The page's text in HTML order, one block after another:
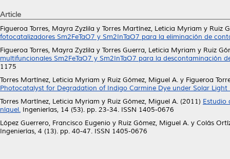
Article
Figueroa Torres, Mayra Zyzlila y Torres Martínez, Leticia Myriam y Ruiz
fotocatalizadores Sm2FeTaO7 y Sm2InTaO7 para la eliminación de
Figueroa Torres, Mayra Zyzlila y Torres Guerra, Leticia Myriam y Ruiz
multifuncionales Sm2FeTaO7 y Sm2InTaO7 para la descontaminación
1175
Torres Martínez, Leticia Myriam y Ruiz Gómez, Miguel A. y Figueroa
Photocatalyst for Degradation of Indigo Carmine Dye under Solar
Torres Martínez, Leticia Myriam y Ruiz Gómez, Miguel A. (2011) Estudio
níquel. Ingenierías, 14 (53). pp. 23-34. ISSN 1405-0676
López Guerrero, Francisco Eugenio y Ruiz Gómez, Miguel A. y Colás
Ingenierías, 4 (13). pp. 40-47. ISSN 1405-0676